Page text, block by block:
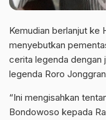
Kemudian berlanjut ke
menyebutkan
cerita legenda dengan
legenda Roro
“Ini mengisahkan
Bondowoso kepada